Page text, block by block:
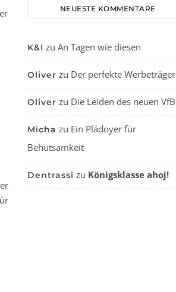
NEUESTE KOMMENTARE
K&I zu An Tagen wie diesen
Oliver zu Der perfekte Werbeträger
Oliver zu Die Leiden des neuen VfB
Micha zu Ein Plädoyer für
Behutsamkeit
Dentrassi zu Königsklasse ahoj!